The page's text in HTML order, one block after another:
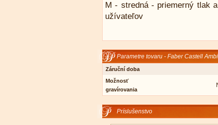
M - stredná - priemerný tlak
užívateľov
Parametre tovaru - Faber Castell
Záruční doba
Možnosť
gravírovania
Príslušenstvo